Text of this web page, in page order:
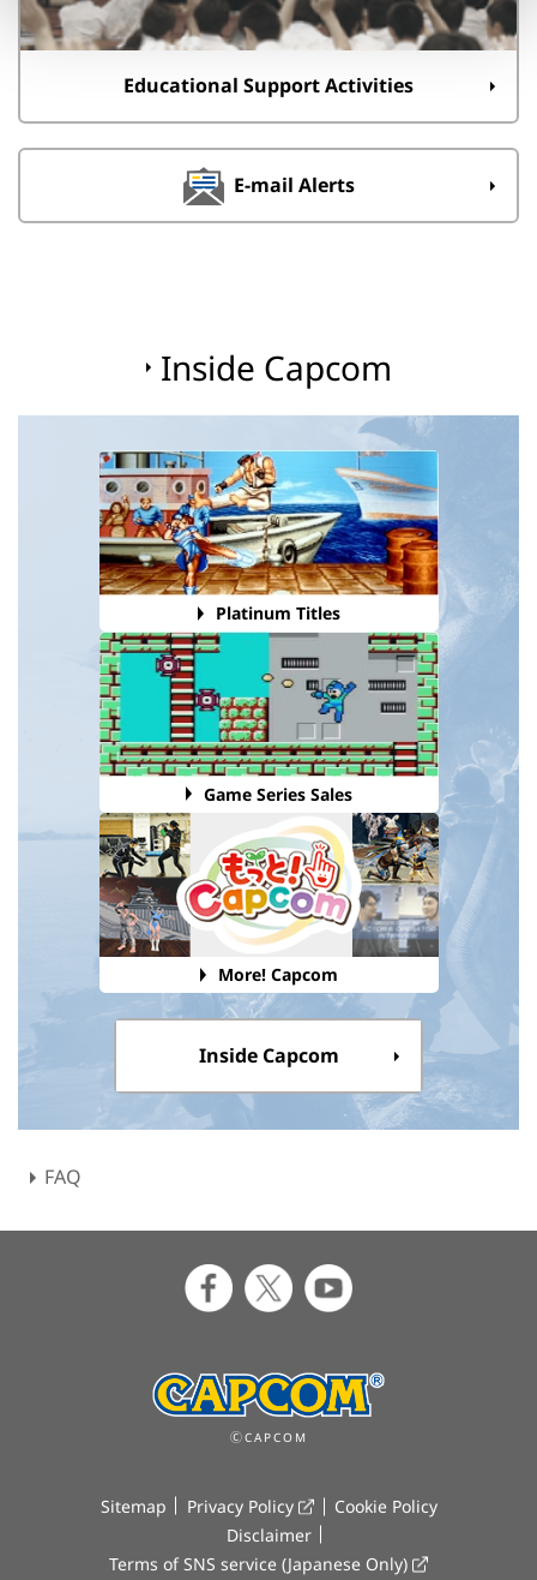
Educational Support Activities
E-mail Alerts
Inside Capcom
Platinum Titles
Game Series Sales
More! Capcom
Inside Capcom
FAQ
ⒸCAPCOM
Sitemap Privacy Policy
Cookie Policy
Disclaimer
Terms of SNS service (Japanese Only)